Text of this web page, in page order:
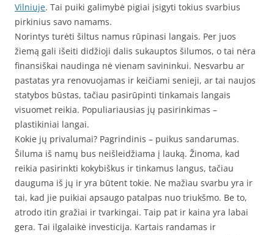
Vilniuje. Tai puiki galimybė pigiai įsigyti tokius svarbius
pirkinius savo namams.
Norintys turėti šiltus namus rūpinasi langais. Per juos
žiemą gali išeiti didžioji dalis sukauptos šilumos, o tai nėra
finansiškai naudinga nė vienam savininkui. Nesvarbu ar
pastatas yra renovuojamas ir keičiami senieji, ar tai naujos
statybos būstas, tačiau pasirūpinti tinkamais langais
visuomet reikia. Populiariausias jų pasirinkimas –
plastikiniai langai.
Kokie jų privalumai? Pagrindinis – puikus sandarumas.
Šiluma iš namų bus neišleidžiama į lauką. Žinoma, kad
reikia pasirinkti kokybiškus ir tinkamus langus, tačiau
dauguma iš jų ir yra būtent tokie. Ne mažiau svarbu yra ir
tai, kad jie puikiai apsaugo patalpas nuo triukšmo. Be to,
atrodo itin gražiai ir tvarkingai. Taip pat ir kaina yra labai
gera. Tai ilgalaikė investicija. Kartais randamas ir